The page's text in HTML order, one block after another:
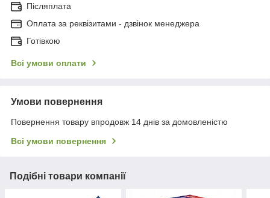
Післяплата
Оплата за реквізитами - дзвінок менеджера
Готівкою
Всі умови оплати
Умови повернення
Повернення товару впродовж 14 днів за домовленістю
Всі умови повернення
Подібні товари компанії